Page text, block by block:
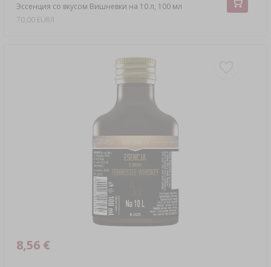
Эссенция со вкусом Вишневки на 10 л, 100 мл
70,00 EUR/l
8,56 €